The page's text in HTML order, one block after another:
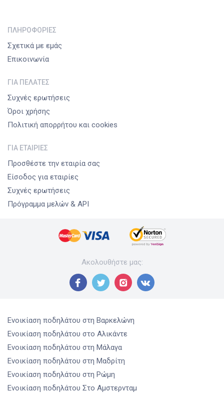
ΠΛΗΡΟΦΟΡΊΕΣ
Σχετικά με εμάς
Επικοινωνία
ΓΙΑ ΠΕΛΆΤΕΣ
Συχνές ερωτήσεις
Όροι χρήσης
Πολιτική απορρήτου και cookies
ΓΙΑ ΕΤΑΙΡΊΕΣ
Προσθέστε την εταιρία σας
Είσοδος για εταιρίες
Συχνές ερωτήσεις
Πρόγραμμα μελών & API
Ακολουθήστε μας:
Ενοικίαση ποδηλάτου στη Βαρκελώνη
Ενοικίαση ποδηλάτου στο Αλικάντε
Ενοικίαση ποδηλάτου στη Μάλαγα
Ενοικίαση ποδηλάτου στη Μαδρίτη
Ενοικίαση ποδηλάτου στη Ρώμη
Ενοικίαση ποδηλάτου Στο Αμστερνταμ